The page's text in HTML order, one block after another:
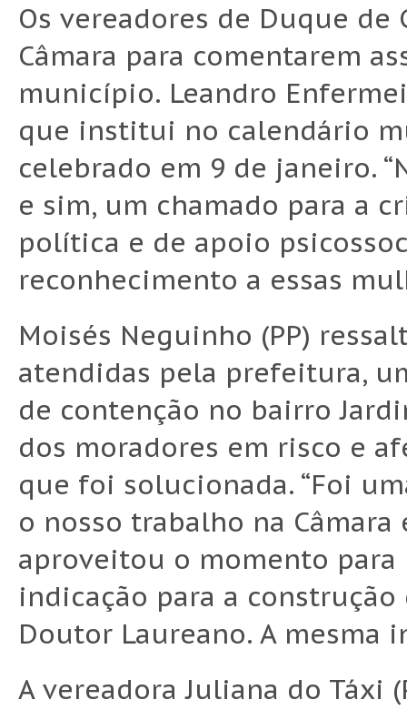
Os vereadores de Duque
Câmara para comentarem
município. Leandro
que institui no calendário
celebrado em 9 de janeiro.
e sim, um chamado para a
política e de apoio
reconhecimento a essas
Moisés Neguinho (PP)
atendidas pela prefeitura,
de contenção no bairro
dos moradores em risco e
que foi solucionada. “Foi
o nosso trabalho na Câmara
aproveitou o momento para
indicação para a
Doutor Laureano. A mesma
A vereadora Juliana do Táxi